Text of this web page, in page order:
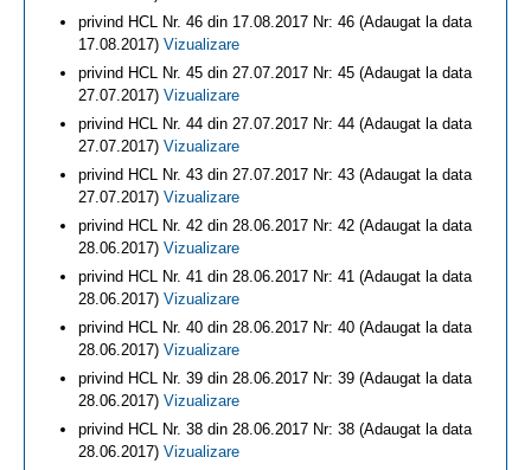
privind HCL Nr. 46 din 17.08.2017 Nr: 46 (Adaugat la data
17.08.2017) Vizualizare
privind HCL Nr. 45 din 27.07.2017 Nr: 45 (Adaugat la data
27.07.2017) Vizualizare
privind HCL Nr. 44 din 27.07.2017 Nr: 44 (Adaugat la data
27.07.2017) Vizualizare
privind HCL Nr. 43 din 27.07.2017 Nr: 43 (Adaugat la data
27.07.2017) Vizualizare
privind HCL Nr. 42 din 28.06.2017 Nr: 42 (Adaugat la data
28.06.2017) Vizualizare
privind HCL Nr. 41 din 28.06.2017 Nr: 41 (Adaugat la data
28.06.2017) Vizualizare
privind HCL Nr. 40 din 28.06.2017 Nr: 40 (Adaugat la data
28.06.2017) Vizualizare
privind HCL Nr. 39 din 28.06.2017 Nr: 39 (Adaugat la data
28.06.2017) Vizualizare
privind HCL Nr. 38 din 28.06.2017 Nr: 38 (Adaugat la data
28.06.2017) Vizualizare